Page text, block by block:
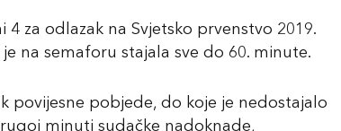
za odlazak na Svjetsko prvenstvo 2019.
na semaforu stajala sve do 60. minute.
povijesne pobjede, do koje je nedostajalo
minuti sudačke nadoknade,